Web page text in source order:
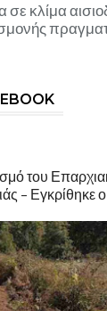
κλίμα
του
– Εγκρίθηκε